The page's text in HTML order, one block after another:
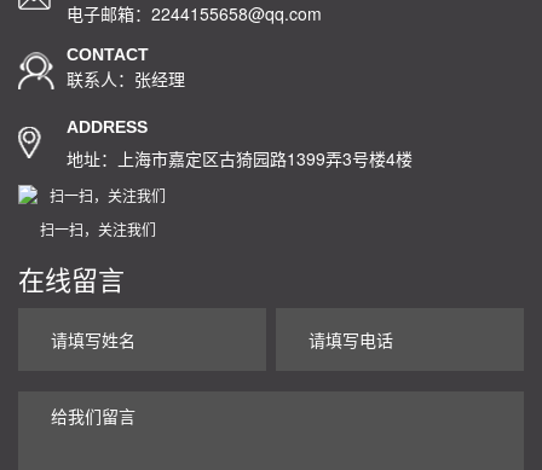
电子邮箱：2244155658@qq.com
CONTACT
联系人：张经理
ADDRESS
地址：上海市嘉定区古猗园路1399弄3号楼4楼
扫一扫，关注我们
在线留言